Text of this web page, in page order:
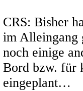
CRS: Bisher
im Alleingang
noch einige
Bord bzw. für
eingeplant…